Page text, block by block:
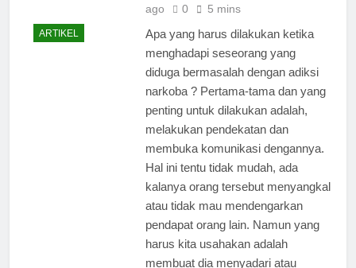
ARTIKEL
ago 0 5 mins
Apa yang harus dilakukan ketika
menghadapi seseorang yang
diduga bermasalah dengan adiksi
narkoba ? Pertama-tama dan yang
penting untuk dilakukan adalah,
melakukan pendekatan dan
membuka komunikasi dengannya.
Hal ini tentu tidak mudah, ada
kalanya orang tersebut menyangkal
atau tidak mau mendengarkan
pendapat orang lain. Namun yang
harus kita usahakan adalah
membuat dia menyadari atau